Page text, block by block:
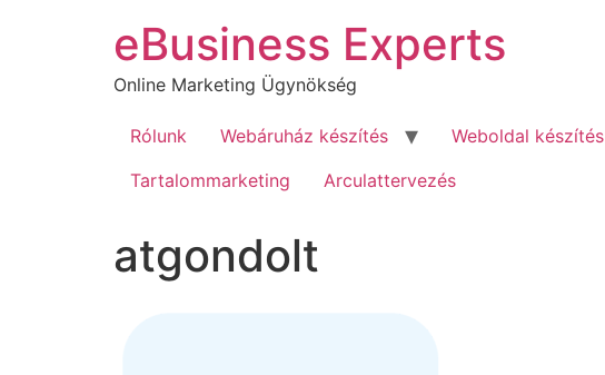
eBusiness Experts
Online Marketing Ügynökség
Rólunk Webáruház készítés Weboldal készítés
Tartalommarketing
Arculattervezés
atgondolt